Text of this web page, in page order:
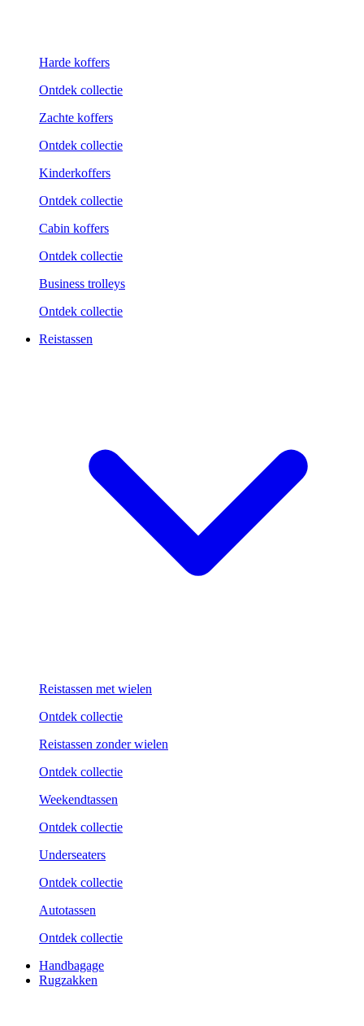
Harde koffers
Ontdek collectie
Zachte koffers
Ontdek collectie
Kinderkoffers
Ontdek collectie
Cabin koffers
Ontdek collectie
Business trolleys
Ontdek collectie
Reistassen
Reistassen met wielen
Ontdek collectie
Reistassen zonder wielen
Ontdek collectie
Weekend­tassen
Ontdek collectie
Underseaters
Ontdek collectie
Autotassen
Ontdek collectie
Handbagage
Rugzakken